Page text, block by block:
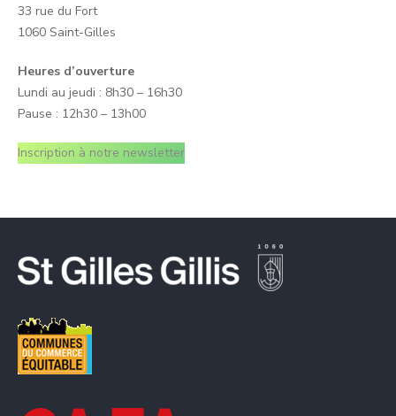
33 rue du Fort
1060 Saint-Gilles
Heures d’ouverture
Lundi au jeudi : 8h30 – 16h30
Pause : 12h30 – 13h00
Inscription à notre newsletter